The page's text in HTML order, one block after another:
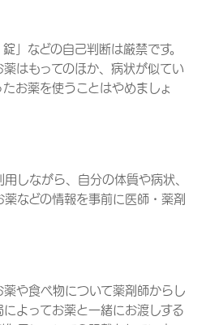
」などの自己判断は厳禁です。
はもってのほか、病状が似てい
お薬を使うことはやめましょ
しながら、自分の体質や病状、
などの情報を事前に医師・薬剤
や食べ物について薬剤師からし
よってお薬と一緒にお渡しする